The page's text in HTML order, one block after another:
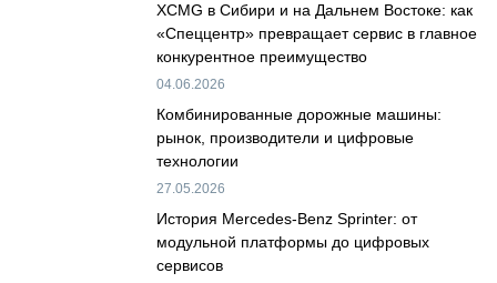
XCMG в Сибири и на Дальнем Востоке: как
«Спеццентр» превращает сервис в главное
конкурентное преимущество
04.06.2026
Комбинированные дорожные машины:
рынок, производители и цифровые
технологии
27.05.2026
История Mercedes-Benz Sprinter: от
модульной платформы до цифровых
сервисов